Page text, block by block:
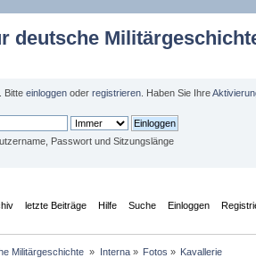
deutsche
. Bitte einloggen oder registrieren . Haben Sie Ihre
Passwort und Sitzungslänge
letzte Beiträge Hilfe Suche Einloggen
Militärgeschichte » Interna» Fotos » Kavallerie